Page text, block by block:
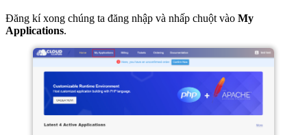
Đăng kí xong chúng ta đăng nhập và nhấp chuột vào My
Applications.